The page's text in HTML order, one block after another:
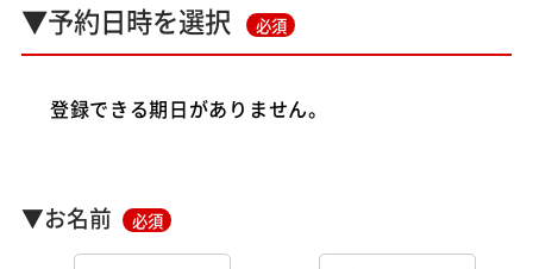
▼予約日時を選択 必須
登録できる期日がありません。
▼お名前 必須